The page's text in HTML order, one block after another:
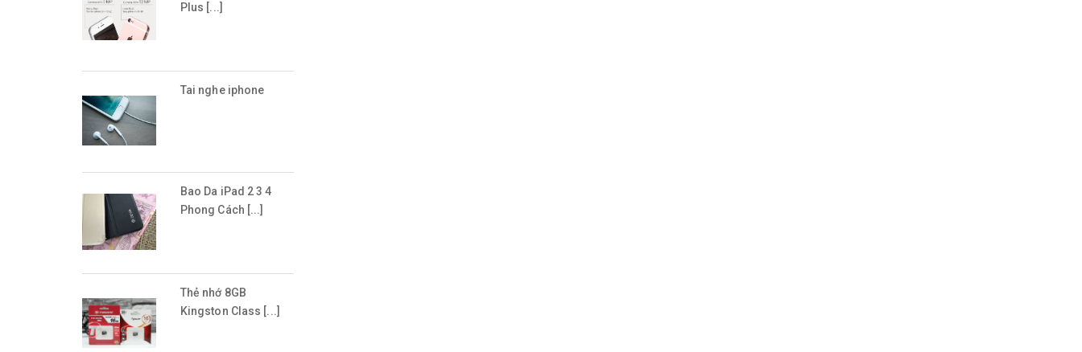
Plus [...]
Tai nghe iphone
Bao Da iPad 2 3 4
Phong Cách [...]
Thẻ nhớ 8GB
Kingston Class [...]